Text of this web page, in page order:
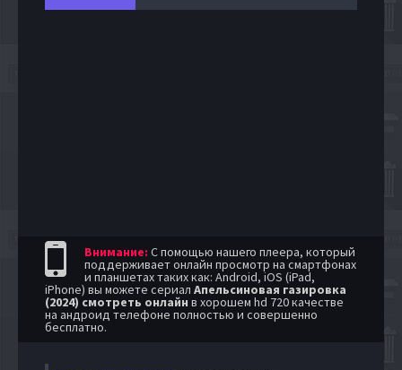
Внимание: С помощью нашего плеера, который
поддерживает онлайн просмотр на смартфонах
и планшетах таких как: Android, iOS (iPad,
iPhone) вы можете сериал Апельсиновая газировка
(2024) смотреть онлайн в хорошем hd 720 качестве
на андроид телефоне полностью и совершенно
бесплатно.